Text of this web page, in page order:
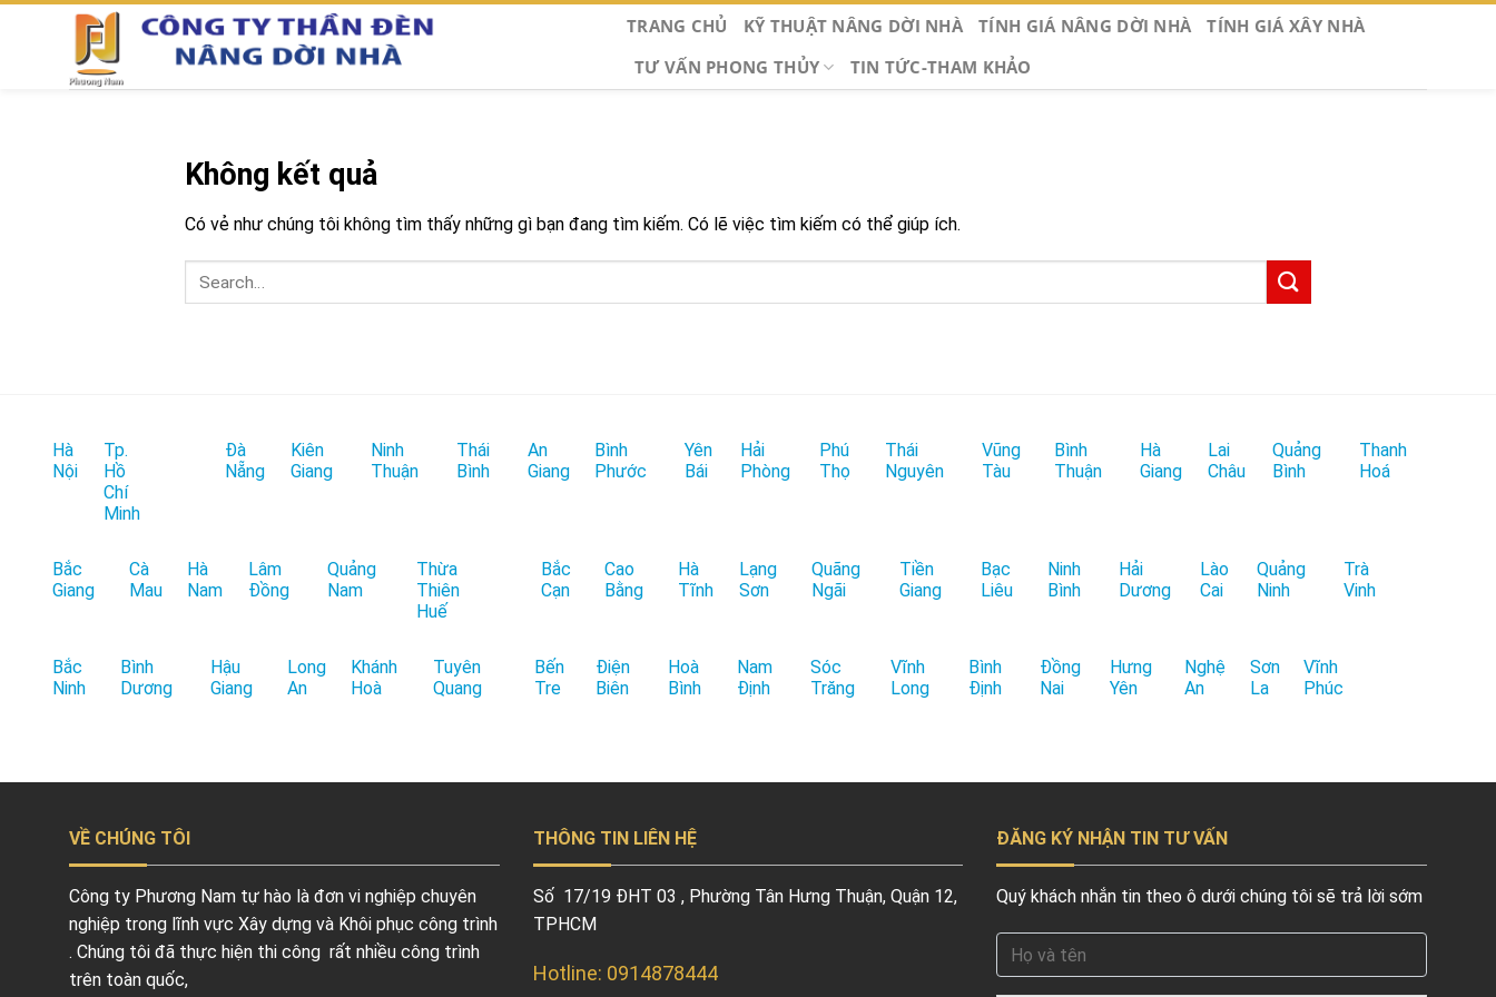
Chuyển
TRANG CHỦ KỸ THUẬT NÂNG DỜI NHÀ TÍNH GIÁ NÂNG DỜI NHÀ
TÍNH GIÁ XÂY NHÀ
TƯ VẤN PHONG THỦY
TIN TỨC-THAM KHẢO
Không kết quả
Có vẻ như chúng tôi không tìm thấy những gì bạn đang tìm kiếm. Có lẽ việc tìm kiếm có thể giúp ích.
Hà
Nội
Tp.
Hồ
Chí
Minh
Đà
Nẵng
Kiên
Giang
Ninh
Thuận
Thái
Bình
An
Giang
Bình
Phước
Yên
Bái
Hải
Phòng
Phú
Thọ
Thái
Nguyên
Vũng
Tàu
Bình
Thuận
Hà
Giang
Lai
Châu
Quảng
Bình
Thanh
Hoá
Bắc
Giang
Cà
Mau
Hà
Nam
Lâm
Đồng
Quảng
Nam
Thừa
Thiên
Huế
Bắc
Cạn
Cao
Bằng
Hà
Tĩnh
Lạng
Sơn
Quãng
Ngãi
Tiền
Giang
Bạc
Liêu
Ninh
Bình
Hải
Dương
Lào
Cai
Quảng
Ninh
Trà
Vinh
Bắc
Ninh
Bình
Dương
Hậu
Giang
Long
An
Khánh
Hoà
Tuyên
Quang
Bến
Tre
Điện
Biên
Hoà
Bình
Nam
Định
Sóc
Trăng
Vĩnh
Long
Bình
Định
Đồng
Nai
Hưng
Yên
Nghệ
An
Sơn
La
Vĩnh
Phúc
VỀ CHÚNG TÔI
Công ty Phương Nam tự hào là đơn vi nghiệp chuyên
nghiệp trong lĩnh vực Xây dựng và Khôi phục công trình
. Chúng tôi đã thực hiện thi công rất nhiều công trình
trên toàn quốc,
THÔNG TIN LIÊN HỆ
Số 17/19 ĐHT 03 , Phường Tân Hưng Thuận, Quận 12,
TPHCM
Hotline: 0914878444
ĐĂNG KÝ NHẬN TIN TƯ VẤN
Quý khách nhắn tin theo ô dưới chúng tôi sẽ trả lời sớm